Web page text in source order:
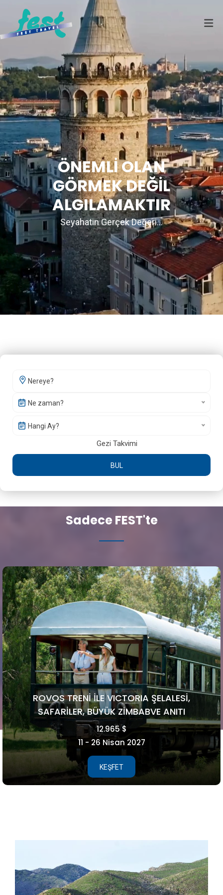
ÖNEMLİ OLAN
GÖRMEK DEĞİL
ALGILAMAKTIR
Seyahatin Gerçek Değeri...
Ne zaman?
Hangi Ay?
Gezi Takvimi
BUL
Sadece FEST'te
FAROE ADALARI
5.990 €
15 - 21 Ağustos 2026
KEŞFET